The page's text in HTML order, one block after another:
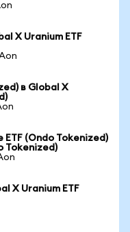
X Uranium ETF
в Global X
(Ondo Tokenized)
Tokenized)
X Uranium ETF